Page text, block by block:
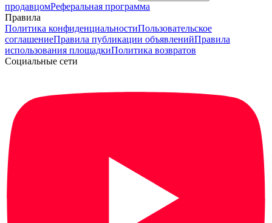
продавцомРеферальная программа
Правила
Политика конфиденциальностиПользовательское
соглашениеПравила публикации объявленийПравила
использования площадкиПолитика возвратов
Социальные сети